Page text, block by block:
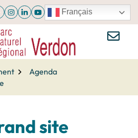
dans un nouvel onglet)
Instagram
(ouverture dans un nouvel onglet)
Linkedin
(ouverture dans un nouvel onglet)
YouTube
(ouverture dans un nouvel
Français
Parc du Verdon
NOUS
Agenda
site